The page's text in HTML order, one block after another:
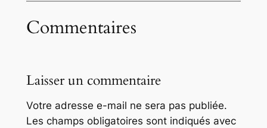
Commentaires
Laisser un commentaire
Votre adresse e-mail ne sera pas publiée.
Les champs obligatoires sont indiqués avec